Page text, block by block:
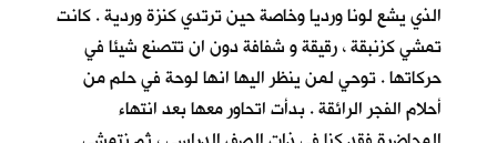
الذي يشع لونا ورديا وخاصة حين ترتدي كنزة وردية . كانت
تمشي كزنبقة ، رقيقة و شفافة دون ان تتصنع شيئا في
حركاتها . توحي لمن ينظر اليها انها لوحة في حلم من
أحلام الفجر الرائقة . بدأت اتحاور معها بعد انتهاء